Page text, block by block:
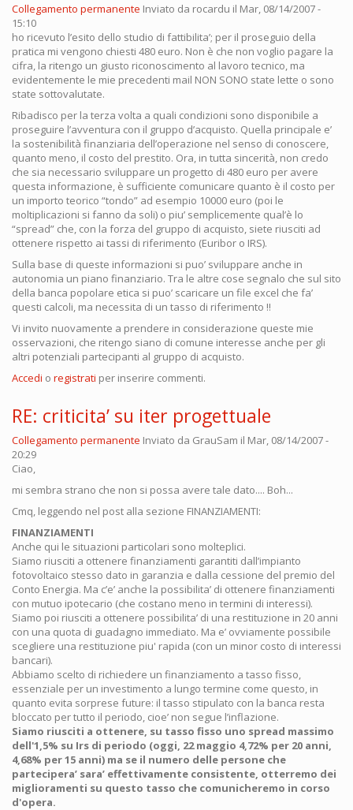
Collegamento permanente Inviato da rocardu il Mar, 08/14/2007 -
15:10
ho ricevuto l’esito dello studio di fattibilita’; per il proseguio della
pratica mi vengono chiesti 480 euro. Non è che non voglio pagare la
cifra, la ritengo un giusto riconoscimento al lavoro tecnico, ma
evidentemente le mie precedenti mail NON SONO state lette o sono
state sottovalutate.
Ribadisco per la terza volta a quali condizioni sono disponibile a
proseguire l’avventura con il gruppo d’acquisto. Quella principale e’
la sostenibilità finanziaria dell’operazione nel senso di conoscere,
quanto meno, il costo del prestito. Ora, in tutta sincerità, non credo
che sia necessario sviluppare un progetto di 480 euro per avere
questa informazione, è sufficiente comunicare quanto è il costo per
un importo teorico “tondo” ad esempio 10000 euro (poi le
moltiplicazioni si fanno da soli) o piu’ semplicemente qual’è lo
“spread” che, con la forza del gruppo di acquisto, siete riusciti ad
ottenere rispetto ai tassi di riferimento (Euribor o IRS).
Sulla base di queste informazioni si puo’ sviluppare anche in
autonomia un piano finanziario. Tra le altre cose segnalo che sul sito
della banca popolare etica si puo’ scaricare un file excel che fa’
questi calcoli, ma necessita di un tasso di riferimento !!
Vi invito nuovamente a prendere in considerazione queste mie
osservazioni, che ritengo siano di comune interesse anche per gli
altri potenziali partecipanti al gruppo di acquisto.
Accedi o registrati per inserire commenti.
RE: criticita’ su iter progettuale
Collegamento permanente Inviato da GrauSam il Mar, 08/14/2007 -
20:29
Ciao,
mi sembra strano che non si possa avere tale dato.... Boh...
Cmq, leggendo nel post alla sezione FINANZIAMENTI:
FINANZIAMENTI
Anche qui le situazioni particolari sono molteplici.
Siamo riusciti a ottenere finanziamenti garantiti dall’impianto
fotovoltaico stesso dato in garanzia e dalla cessione del premio del
Conto Energia. Ma c’e’ anche la possibilita’ di ottenere finanziamenti
con mutuo ipotecario (che costano meno in termini di interessi).
Siamo poi riusciti a ottenere possibilita’ di una restituzione in 20 anni
con una quota di guadagno immediato. Ma e’ ovviamente possibile
scegliere una restituzione piu' rapida (con un minor costo di interessi
bancari).
Abbiamo scelto di richiedere un finanziamento a tasso fisso,
essenziale per un investimento a lungo termine come questo, in
quanto evita sorprese future: il tasso stipulato con la banca resta
bloccato per tutto il periodo, cioe’ non segue l’inflazione.
Siamo riusciti a ottenere, su tasso fisso uno spread massimo
dell'1,5% su Irs di periodo (oggi, 22 maggio 4,72% per 20 anni,
4,68% per 15 anni) ma se il numero delle persone che
partecipera’ sara’ effettivamente consistente, otterremo dei
miglioramenti su questo tasso che comunicheremo in corso
d'opera.